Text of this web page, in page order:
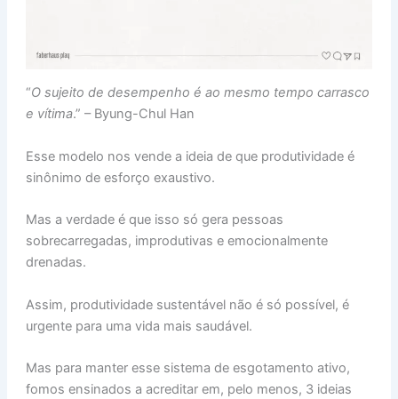
“O sujeito de desempenho é ao mesmo tempo carrasco
e vítima.” – Byung-Chul Han
Esse modelo nos vende a ideia de que produtividade é
sinônimo de esforço exaustivo.
Mas a verdade é que isso só gera pessoas
sobrecarregadas, improdutivas e emocionalmente
drenadas.
Assim, produtividade sustentável não é só possível, é
urgente para uma vida mais saudável.
Mas para manter esse sistema de esgotamento ativo,
fomos ensinados a acreditar em, pelo menos, 3 ideias